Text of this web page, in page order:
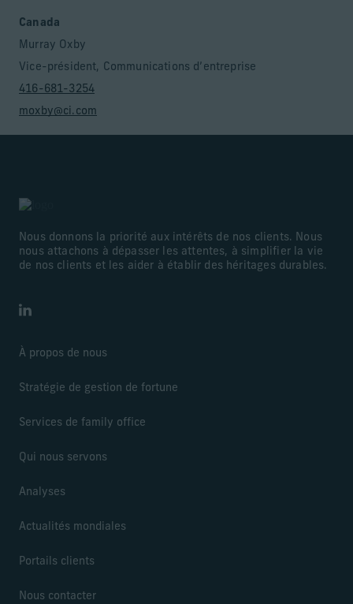
Canada
Murray Oxby
Vice-président, Communications d’entreprise
416-681-3254
moxby@ci.com
Nous donnons la priorité aux intérêts de nos clients. Nous
nous attachons à dépasser les attentes, à simplifier la vie
de nos clients et les aider à établir des héritages durables.
LinkedIn
À propos de nous
Stratégie de gestion de fortune
Services de family office
Qui nous servons
Analyses
Actualités mondiales
Portails clients
Nous contacter